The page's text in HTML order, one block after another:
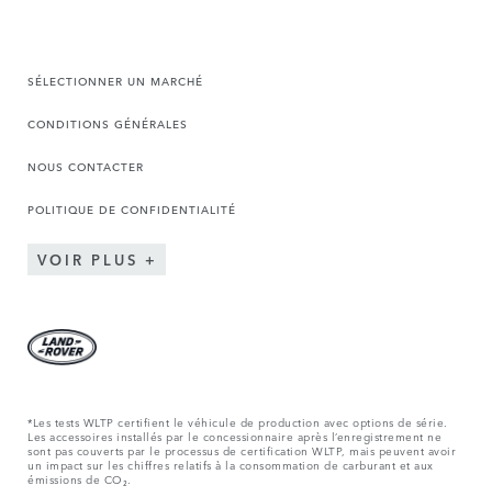
SÉLECTIONNER UN MARCHÉ
CONDITIONS GÉNÉRALES
NOUS CONTACTER
POLITIQUE DE CONFIDENTIALITÉ
VOIR PLUS
*Les tests WLTP certifient le véhicule de production avec options de série.
Les accessoires installés par le concessionnaire après l’enregistrement ne
sont pas couverts par le processus de certification WLTP, mais peuvent avoir
un impact sur les chiffres relatifs à la consommation de carburant et aux
émissions de CO₂.